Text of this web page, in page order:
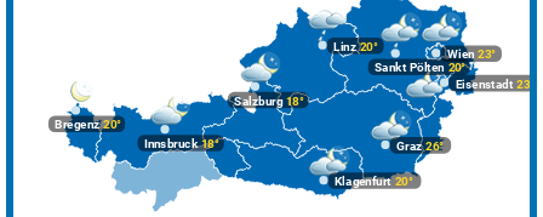
Bregenz20°
Graz26°
Innsbruck18°
Klagenfurt 20°
Linz20°
Salzburg18°
Wien 23°
Eisenstadt 23°
Sankt Pölten 20°